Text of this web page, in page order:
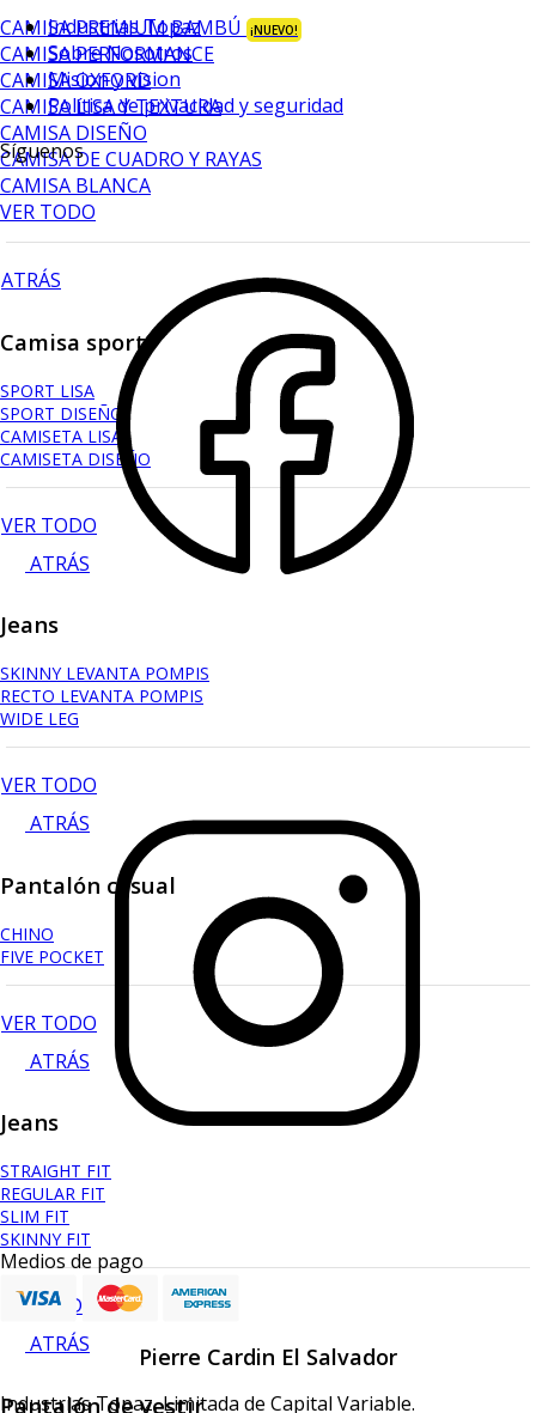
CAMISA PREMIUM BAMBÚ ¡NUEVO!
CAMISA PERFORMANCE
CAMISA OXFORD
CAMISA LISA Y TEXTURA
CAMISA DISEÑO
CAMISA DE CUADRO Y RAYAS
CAMISA BLANCA
VER TODO
ATRÁS
Camisa sport
SPORT LISA
SPORT DISEÑO
CAMISETA LISA
CAMISETA DISEÑO
VER TODO
ATRÁS
Jeans
SKINNY LEVANTA POMPIS
RECTO LEVANTA POMPIS
WIDE LEG
VER TODO
ATRÁS
Pantalón casual
CHINO
FIVE POCKET
VER TODO
ATRÁS
Jeans
STRAIGHT FIT
REGULAR FIT
SLIM FIT
SKINNY FIT
VER TODO
ATRÁS
Pantalón de vestir
Industrias Topaz
Sobre Nosotros
Mision y vision
Política de privacidad y seguridad
Síguenos
Medios de pago
Pierre Cardin El Salvador
Industrias Topaz, Limitada de Capital Variable.